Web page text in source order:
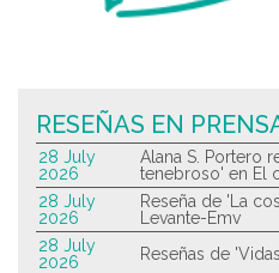
RESEÑAS EN
28 July
2026
Alana S. Portero
tenebroso' en El
28 July
2026
Reseña de 'La
Levante-Emv
28 July
2026
Reseñas de